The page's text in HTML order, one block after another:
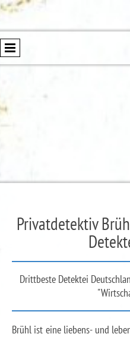
Privatdetektiv
Drittbeste Detektei
Brühl ist eine liebens- und